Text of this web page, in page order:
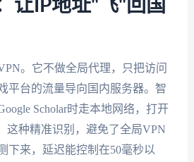
让IP地址"飞"回国
。它不做全局代理，只把访问
平台的流量导向国内服务器。智
Scholar时走本地网络，打开
这种精准识别，避免了全局VPN
下来，延迟能控制在50毫秒以